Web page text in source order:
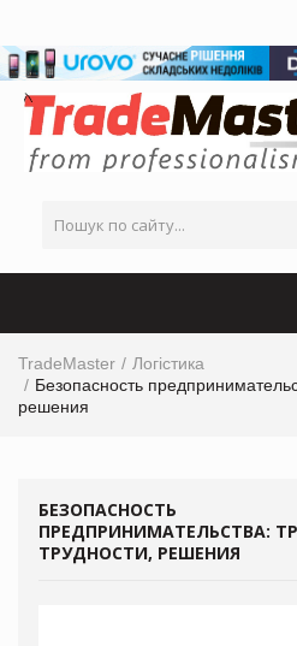
TradeMaster
Логістика
Безопасность
решения
БЕЗОПАСНОСТЬ
ПРЕДПРИНИМАТЕЛЬСТВА:
ТРУДНОСТИ, РЕШЕНИЯ